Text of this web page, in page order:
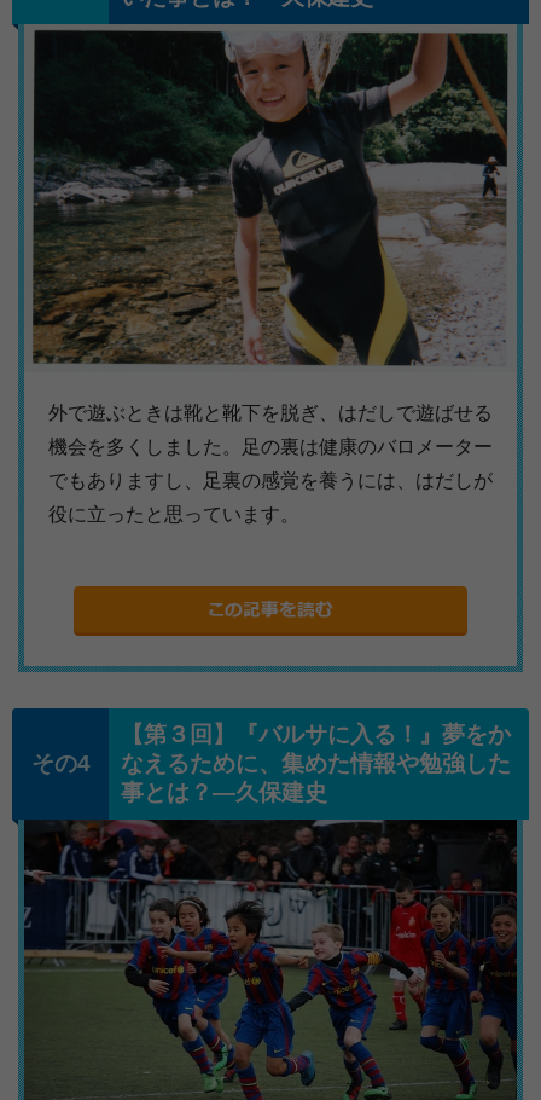
外で遊ぶときは靴と靴下を脱ぎ、はだしで遊ばせる
機会を多くしました。足の裏は健康のバロメーター
でもありますし、足裏の感覚を養うには、はだしが
役に立ったと思っています。
【第３回】『バルサに入る！』夢をか
なえるために、集めた情報や勉強した
事とは？―久保建史